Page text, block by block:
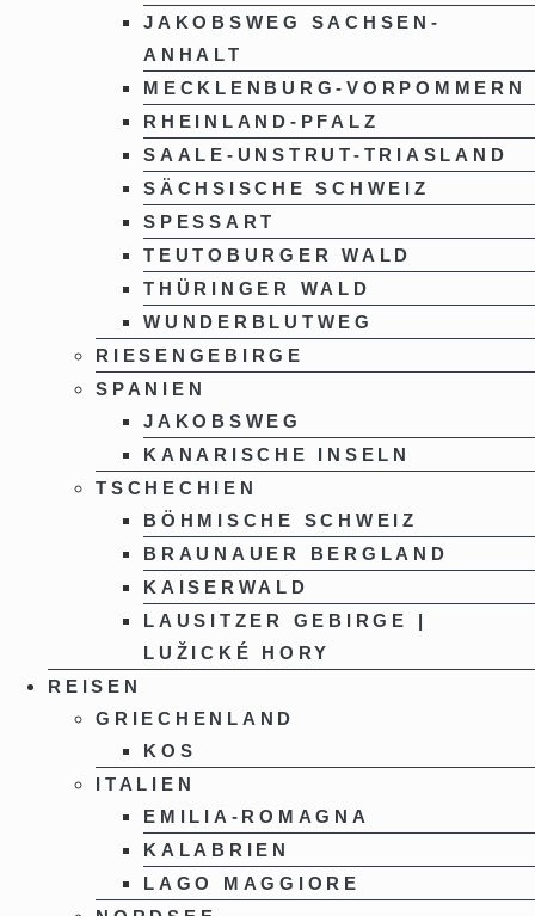
JAKOBSWEG SACHSEN-
ANHALT
MECKLENBURG-VORPOMMERN
RHEINLAND-PFALZ
SAALE-UNSTRUT-TRIASLAND
SÄCHSISCHE SCHWEIZ
SPESSART
TEUTOBURGER WALD
THÜRINGER WALD
WUNDERBLUTWEG
RIESENGEBIRGE
SPANIEN
JAKOBSWEG
KANARISCHE INSELN
TSCHECHIEN
BÖHMISCHE SCHWEIZ
BRAUNAUER BERGLAND
KAISERWALD
LAUSITZER GEBIRGE |
LUŽICKÉ HORY
REISEN
GRIECHENLAND
KOS
ITALIEN
EMILIA-ROMAGNA
KALABRIEN
LAGO MAGGIORE